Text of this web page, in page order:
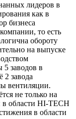
лидеров в
как в
бизнеса
то есть
обороту
на выпуске
5 заводов в
завода
вентиляции.
не только на
в области HI-TECH
в области